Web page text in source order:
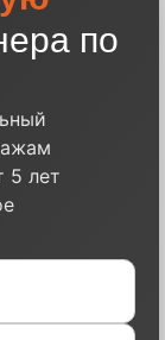
по
5 лет